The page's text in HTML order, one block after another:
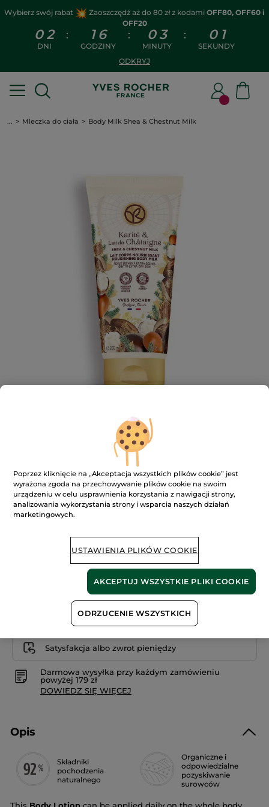
Wybierz swój rabat Zaoszczędź aż do 80 zł z kodami OFF80, OFF60 i
OFF20
0 2
DNI
: 1 6
GODZINY
: 03
MINUTY
: 0 1
SEKUNDY
ODKRYJ
... Mleczka do ciała Body Milk Shea & Chestnut Milk
Body Milk Shea & Chestnut Milk
Moisturizes and repairs dry to extra dry skin
200 ml
★★★★★
★★★★★
57.90 zł
289.50 zł / 1l
Powiadom o dostępności
Bezpieczna płatność
Satysfakcja albo zwrot pieniędzy
Darmowa wysyłka przy każdym zamówieniu
powyżej 179 zł
DOWIEDZ SIĘ WIĘCEJ
Opis
Składniki
pochodzenia
naturalnego
Organiczne i
odpowiedzialne
pozyskiwanie
surowców
Poprzez kliknięcie na „Akceptacja wszystkich plików cookie” jest
wyrażona zgoda na przechowywanie plików cookie na swoim
urządzeniu w celu usprawnienia korzystania z nawigacji strony,
analizowania wykorzystania strony i wsparcia naszych działań
marketingowych.
USTAWIENIA PLIKÓW COOKIE
ODRZUCENIE WSZYSTKICH
AKCEPTUJ WSZYSTKIE PLIKI COOKIE